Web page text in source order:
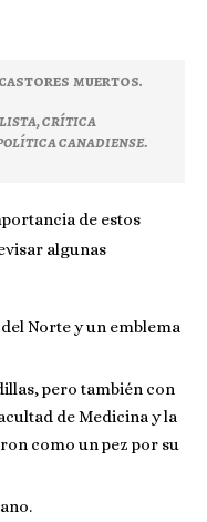
muertos.
crítica
canadiense.
de estos
algunas
Norte y un emblema
pero también con
de Medicina y la
como un pez por su